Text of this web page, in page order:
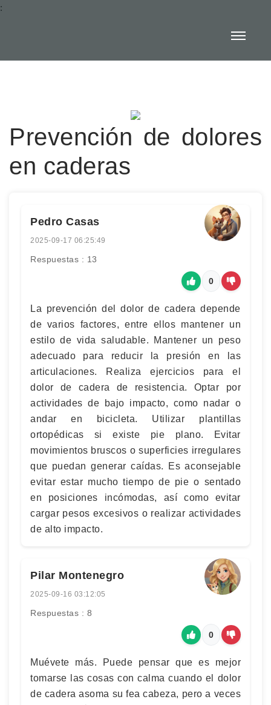
:
Prevención de dolores
en caderas
Pedro Casas
2025-09-17 06:25:49
Respuestas : 13
0
La prevención del dolor de cadera depende
de varios factores, entre ellos mantener un
estilo de vida saludable. Mantener un peso
adecuado para reducir la presión en las
articulaciones. Realiza ejercicios para el
dolor de cadera de resistencia. Optar por
actividades de bajo impacto, como nadar o
andar en bicicleta. Utilizar plantillas
ortopédicas si existe pie plano. Evitar
movimientos bruscos o superficies irregulares
que puedan generar caídas. Es aconsejable
evitar estar mucho tiempo de pie o sentado
en posiciones incómodas, así como evitar
cargar pesos excesivos o realizar actividades
de alto impacto.
Pilar Montenegro
2025-09-16 03:12:05
Respuestas : 8
0
Muévete más. Puede pensar que es mejor
tomarse las cosas con calma cuando el dolor
de cadera asoma su fea cabeza, pero a veces